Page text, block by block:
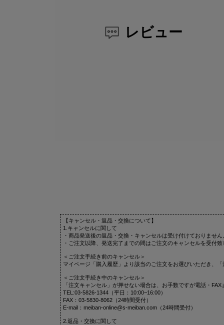
レビュー
【キャンセル・返品・交換について】
1.キャンセルに関して
・商品発送後の返品・交換・キャンセルは受け付けておりません
・ご注文以降、発送完了までの間はご注文のキャンセルを受付致
＜ご注文手続き前のキャンセル＞
マイページ「購入履歴」より該当のご注文をお選びいただき、
＜ご注文手続き中のキャンセル＞
「注文キャンセル」が押せない場合は、お手数ですが電話・
TEL:03-5826-1344（平日：10:00~16:00）
FAX：03-5830-8062（24時間受付）
E-mail：meiban-online@s-meiban.com（24時間受付）
2.返品・交換に関して